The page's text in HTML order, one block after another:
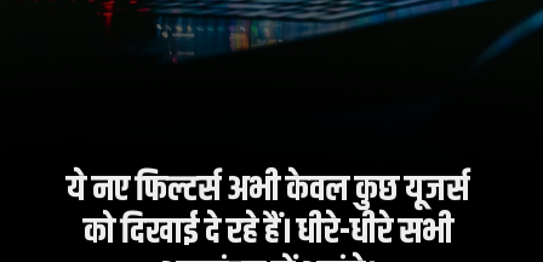
ये नए फिल्टर्स अभी केवल कुछ यूजर्स
को दिखाई दे रहे हैं। धीरे-धीरे सभी